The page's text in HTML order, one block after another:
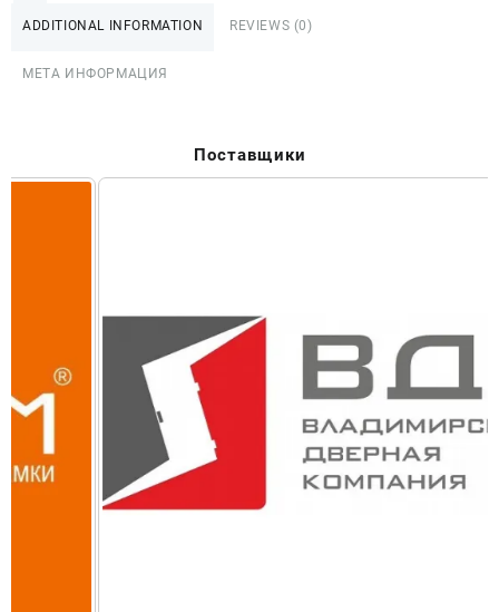
ADDITIONAL INFORMATION REVIEWS (0)
МЕТА ИНФОРМАЦИЯ
Поставщики